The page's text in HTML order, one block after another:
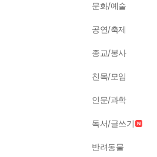
문화/예술
공연/축제
종교/봉사
친목/모임
인문/과학
독서/글쓰기
반려동물